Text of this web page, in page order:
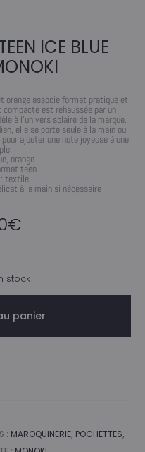
ICE BLUE
orange associe format pratique et
est rehaussée par un
à l’univers solaire de la marque.
elle se porte seule à la main ou
ajouter une note joyeuse à une
orange
teen
textile
à la main si nécessaire
€
stock
panier
: MAROQUINERIE, POCHETTES,